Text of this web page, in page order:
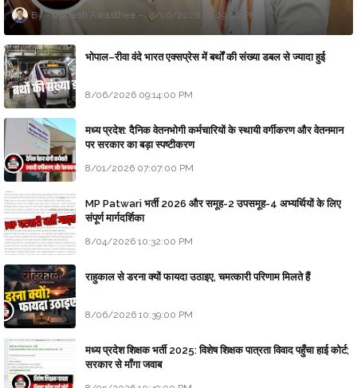
Updesh Awasthee 8/06/2026 10:09:00 PM
भोपाल–रीवा वंदे भारत एक्सप्रेस में बर्थों की संख्या डबल से ज्यादा हुई
8/06/2026 09:14:00 PM
मध्य प्रदेश: दैनिक वेतनभोगी कर्मचारियों के स्थायी वर्गीकरण और वेतनमान
पर सरकार का बड़ा स्पष्टीकरण
8/01/2026 07:07:00 PM
MP Patwari भर्ती 2026 और समूह-2 उपसमूह-4 अभ्यर्थियों के लिए
संपूर्ण मार्गदर्शिका
8/04/2026 10:32:00 PM
राहुकाल से डरना क्यों फायदा उठाइए, चमत्कारी परिणाम मिलते हैं
8/06/2026 10:39:00 PM
मध्य प्रदेश शिक्षक भर्ती 2025: विशेष शिक्षक पात्रता विवाद पहुँचा हाई कोर्ट;
सरकार से माँगा जवाब